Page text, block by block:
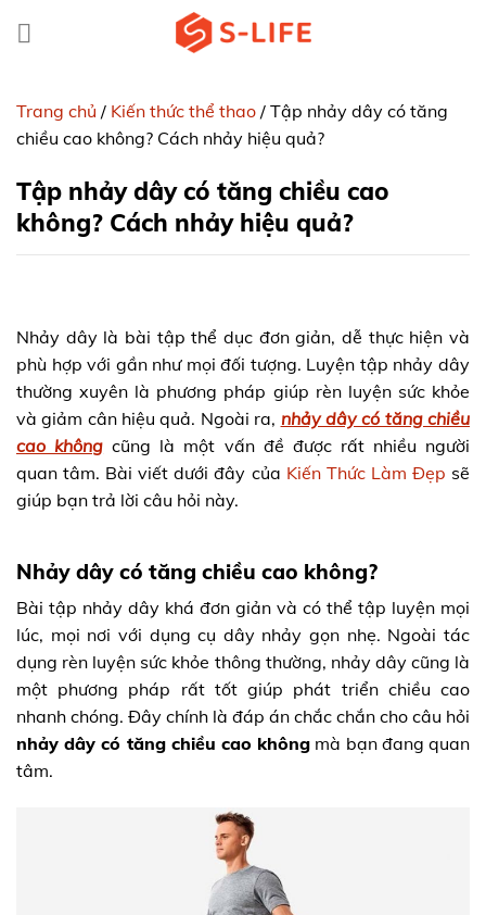
Trang chủ / Kiến thức thể thao / Tập nhảy dây có tăng
chiều cao không? Cách nhảy hiệu quả?
Tập nhảy dây có tăng chiều cao
không? Cách nhảy hiệu quả?
Nhảy dây là bài tập thể dục đơn giản, dễ thực hiện và
phù hợp với gần như mọi đối tượng. Luyện tập nhảy dây
thường xuyên là phương pháp giúp rèn luyện sức khỏe
và giảm cân hiệu quả. Ngoài ra, nhảy dây có tăng chiều
cao không cũng là một vấn đề được rất nhiều người
quan tâm. Bài viết dưới đây của Kiến Thức Làm Đẹp sẽ
giúp bạn trả lời câu hỏi này.
Nhảy dây có tăng chiều cao không?
Bài tập nhảy dây khá đơn giản và có thể tập luyện mọi
lúc, mọi nơi với dụng cụ dây nhảy gọn nhẹ. Ngoài tác
dụng rèn luyện sức khỏe thông thường, nhảy dây cũng là
một phương pháp rất tốt giúp phát triển chiều cao
nhanh chóng. Đây chính là đáp án chắc chắn cho câu hỏi
nhảy dây có tăng chiều cao không mà bạn đang quan
tâm.